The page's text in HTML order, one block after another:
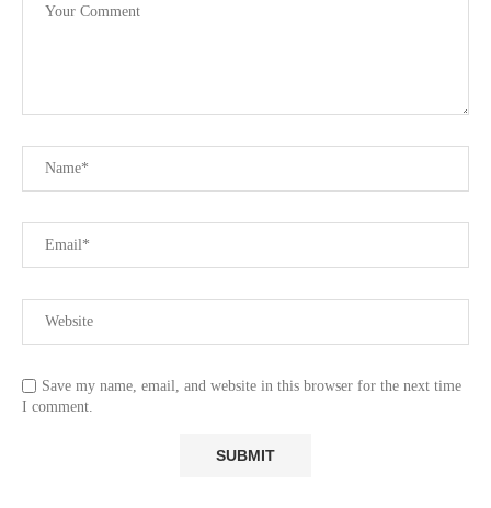
Save my name, email, and website in this browser for the next time
I comment.